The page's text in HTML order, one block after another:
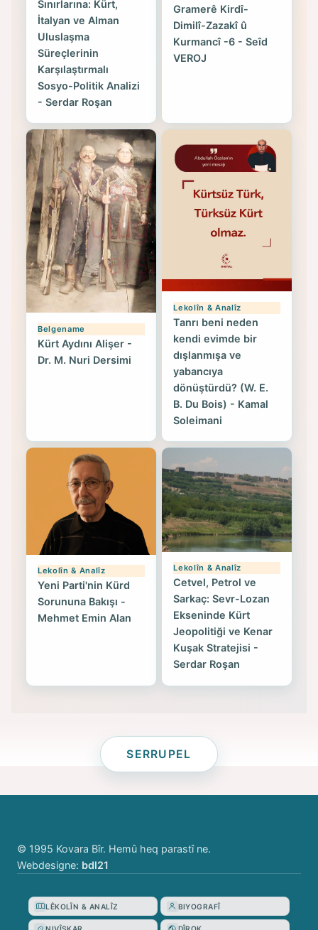
Sınırlarına: Kürt,
İtalyan ve Alman
Uluslaşma
Süreçlerinin
Karşılaştırmalı
Sosyo-Politik Analizi
- Serdar Roşan
Gramerê Kirdî-
Dimilî-Zazakî û
Kurmancî -6 - Seîd
VEROJ
Belgename
Kürt Aydını Alişer -
Dr. M. Nuri Dersimi
Lekolîn & Analîz
Tanrı beni neden
kendi evimde bir
dışlanmışa ve
yabancıya
dönüştürdü? (W. E.
B. Du Bois) - Kamal
Soleimani
Lekolîn & Analîz
Yeni Parti'nin Kürd
Sorununa Bakışı -
Mehmet Emin Alan
Lekolîn & Analîz
Cetvel, Petrol ve
Sarkaç: Sevr-Lozan
Ekseninde Kürt
Jeopolitiği ve Kenar
Kuşak Stratejisi -
Serdar Roşan
SERRUPEL
© 1995 Kovara Bîr. Hemû heq parastî ne.
Webdesigne: bdl21
LÊKOLÎN & ANALÎZ BIYOGRAFÎ